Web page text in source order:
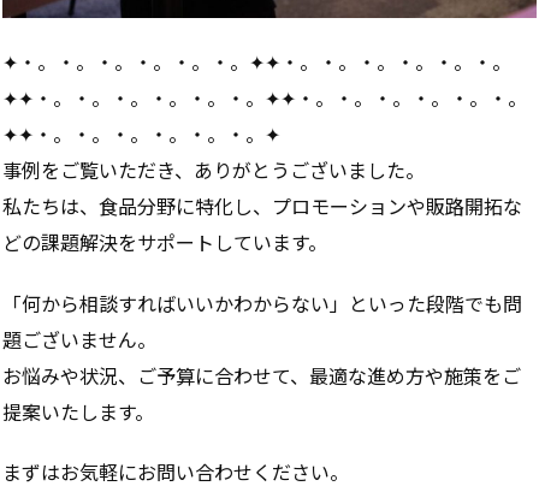
✦・。・。・。・。・。・。✦✦・。・。・。・。・。・。
✦✦・。・。・。・。・。・。✦✦・。・。・。・。・。・。
✦✦・。・。・。・。・。・。✦
事例をご覧いただき、ありがとうございました。
私たちは、食品分野に特化し、プロモーションや販路開拓な
どの課題解決をサポートしています。
「何から相談すればいいかわからない」といった段階でも問
題ございません。
お悩みや状況、ご予算に合わせて、最適な進め方や施策をご
提案いたします。
まずはお気軽にお問い合わせください。